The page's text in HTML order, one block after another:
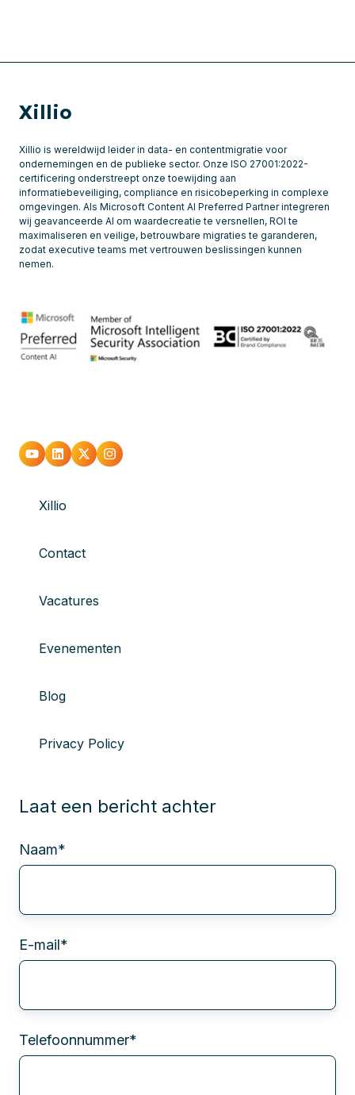
Xillio
Xillio is wereldwijd leider in data- en contentmigratie voor
ondernemingen en de publieke sector. Onze ISO 27001:2022-
certificering onderstreept onze toewijding aan
informatiebeveiliging, compliance en risicobeperking in complexe
omgevingen. Als Microsoft Content AI Preferred Partner integreren
wij geavanceerde AI om waardecreatie te versnellen, ROI te
maximaliseren en veilige, betrouwbare migraties te garanderen,
zodat executive teams met vertrouwen beslissingen kunnen
nemen.
Xillio
Contact
Vacatures
Evenementen
Blog
Privacy Policy
Laat een bericht achter
Naam*
E-mail*
Telefoonnummer*